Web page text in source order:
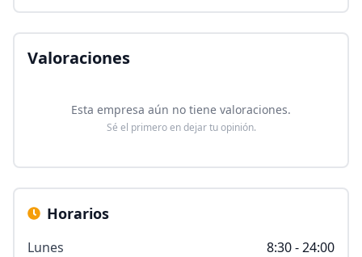
Valoraciones
Esta empresa aún no tiene valoraciones.
Sé el primero en dejar tu opinión.
Horarios
Lunes
8:30 - 24:00